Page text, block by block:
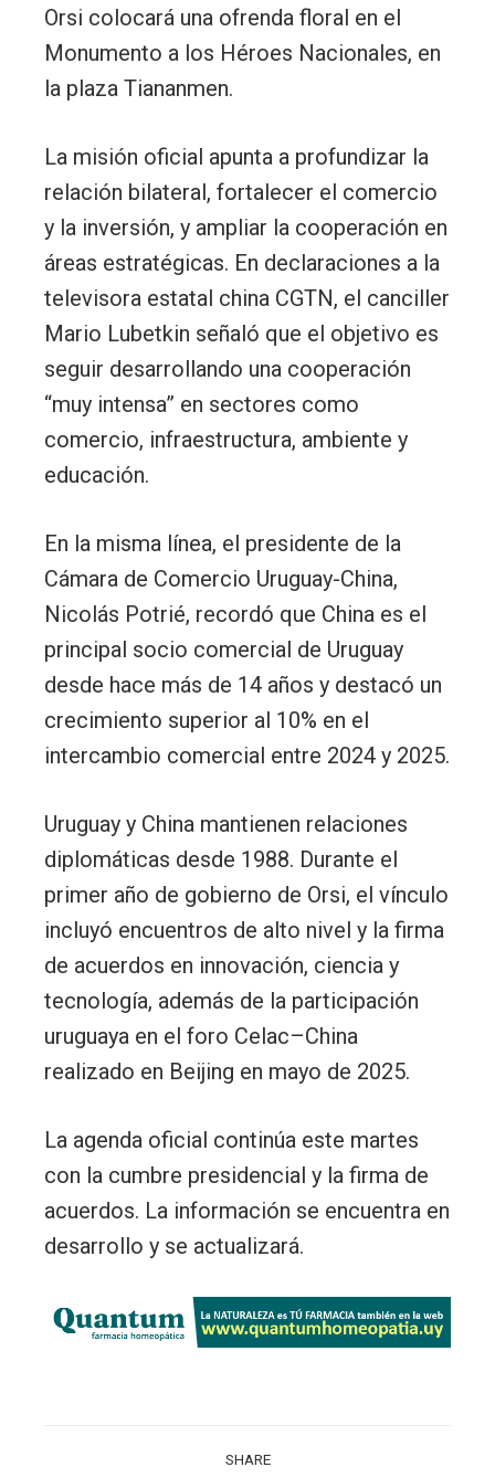
Orsi colocará una ofrenda floral en el
Monumento a los Héroes Nacionales, en
la plaza Tiananmen.
La misión oficial apunta a profundizar la
relación bilateral, fortalecer el comercio
y la inversión, y ampliar la cooperación en
áreas estratégicas. En declaraciones a la
televisora estatal china CGTN, el canciller
Mario Lubetkin señaló que el objetivo es
seguir desarrollando una cooperación
“muy intensa” en sectores como
comercio, infraestructura, ambiente y
educación.
En la misma línea, el presidente de la
Cámara de Comercio Uruguay-China,
Nicolás Potrié, recordó que China es el
principal socio comercial de Uruguay
desde hace más de 14 años y destacó un
crecimiento superior al 10% en el
intercambio comercial entre 2024 y 2025.
Uruguay y China mantienen relaciones
diplomáticas desde 1988. Durante el
primer año de gobierno de Orsi, el vínculo
incluyó encuentros de alto nivel y la firma
de acuerdos en innovación, ciencia y
tecnología, además de la participación
uruguaya en el foro Celac–China
realizado en Beijing en mayo de 2025.
La agenda oficial continúa este martes
con la cumbre presidencial y la firma de
acuerdos. La información se encuentra en
desarrollo y se actualizará.
SHARE